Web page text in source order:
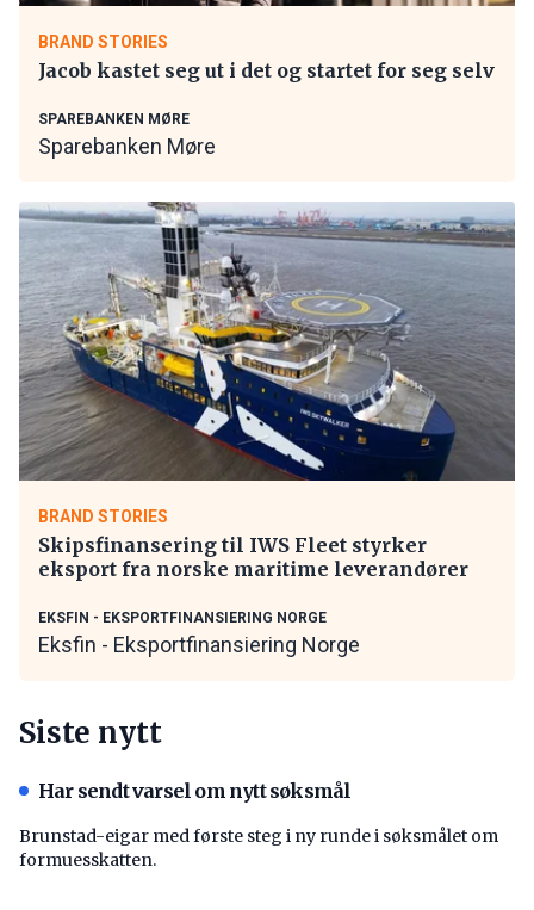
BRAND STORIES
Jacob kastet seg ut i det og startet for seg selv
SPAREBANKEN MØRE
Sparebanken Møre
BRAND STORIES
Skipsfinansering til IWS Fleet styrker
eksport fra norske maritime leverandører
EKSFIN - EKSPORTFINANSIERING NORGE
Eksfin - Eksportfinansiering Norge
Siste nytt
Har sendt varsel om nytt søksmål
Brunstad-eigar med første steg i ny runde i søksmålet om
formuesskatten.